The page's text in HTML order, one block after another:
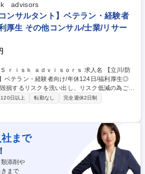
通して実務を学び、更に社内の実技講習会など
心してスキル習得可能な環境！ 【対象物件例】
が受託している管理物件が対象で、主にオフィ
となります。 募集職種 【兵庫】消
を活かす◎残業月20時間◎出来高賞与有
advisors
ンサルタント】ベテラン・経験者
厚生 その他コンサル/士業/リサー
ａｄｖｉｓｏｒｓ 求人名 【立川/防
ベテラン・経験者向け/年休124日/福利厚生◎
損するリスクを洗い出し、リスク低減の為ご提
業務です。DD(デューディリジェンス)支援事
援事業の双方をお任せします。 DD事業で
フィスビル/商業施設等)の劣化状況や遵法性、
どを調査します。様々な書類やデータベース、
元に報告書にまとめます。 RM事業では、企業
セミナー・研修会実施、机上調査、現地調査、
どを行います。現在は特に現地調査業務(工場/
数多く実施しています。 募集職種 【立
ト】ベテラン・経験者向け/年休124日/福利厚
日以上 転勤なし
完全週休2日制
社まで
添削や
まで